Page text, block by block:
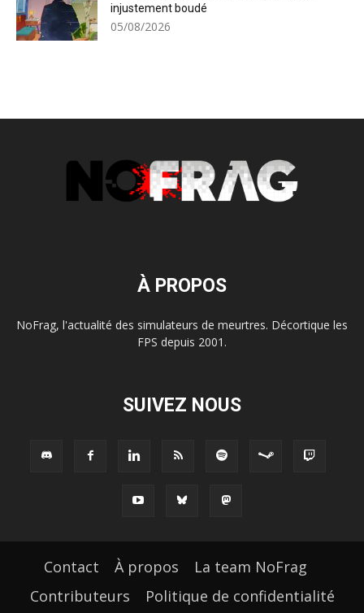
injustement boudé
05/08/2026
À PROPOS
NoFrag, l'actualité des simulateurs de meurtres. Décortique les
FPS depuis 2001.
SUIVEZ NOUS
Contact À propos
La team NoFrag
Contributeurs
Politique de confidentialité